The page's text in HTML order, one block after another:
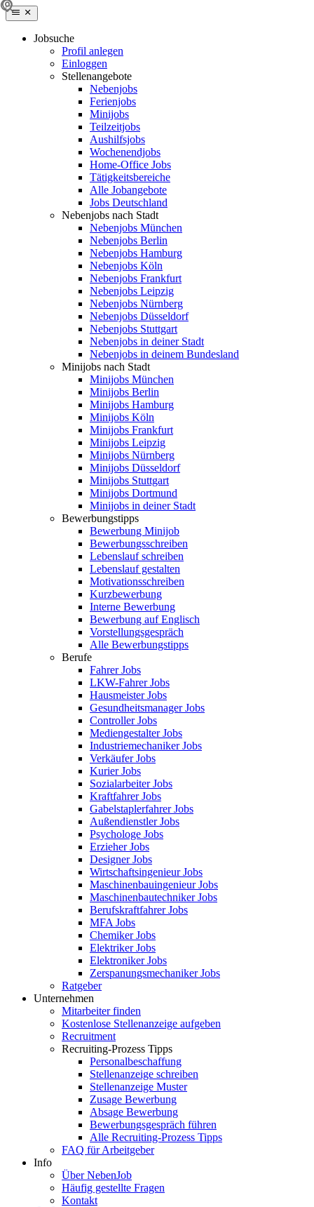
Jobsuche
Profil anlegen
Einloggen
Stellenangebote
Nebenjobs
Ferienjobs
Minijobs
Teilzeitjobs
Aushilfsjobs
Wochenendjobs
Home-Office Jobs
Tätigkeitsbereiche
Alle Jobangebote
Jobs Deutschland
Nebenjobs nach Stadt
Nebenjobs München
Nebenjobs Berlin
Nebenjobs Hamburg
Nebenjobs Köln
Nebenjobs Frankfurt
Nebenjobs Leipzig
Nebenjobs Nürnberg
Nebenjobs Düsseldorf
Nebenjobs Stuttgart
Nebenjobs in deiner Stadt
Nebenjobs in deinem Bundesland
Minijobs nach Stadt
Minijobs München
Minijobs Berlin
Minijobs Hamburg
Minijobs Köln
Minijobs Frankfurt
Minijobs Leipzig
Minijobs Nürnberg
Minijobs Düsseldorf
Minijobs Stuttgart
Minijobs Dortmund
Minijobs in deiner Stadt
Bewerbungstipps
Bewerbung Minijob
Bewerbungsschreiben
Lebenslauf schreiben
Lebenslauf gestalten
Motivationsschreiben
Kurzbewerbung
Interne Bewerbung
Bewerbung auf Englisch
Vorstellungsgespräch
Alle Bewerbungstipps
Berufe
Fahrer Jobs
LKW-Fahrer Jobs
Hausmeister Jobs
Gesundheitsmanager Jobs
Controller Jobs
Mediengestalter Jobs
Industriemechaniker Jobs
Verkäufer Jobs
Kurier Jobs
Sozialarbeiter Jobs
Kraftfahrer Jobs
Gabelstaplerfahrer Jobs
Außendienstler Jobs
Psychologe Jobs
Erzieher Jobs
Designer Jobs
Wirtschaftsingenieur Jobs
Maschinenbauingenieur Jobs
Maschinenbautechniker Jobs
Berufskraftfahrer Jobs
MFA Jobs
Chemiker Jobs
Elektriker Jobs
Elektroniker Jobs
Zerspanungsmechaniker Jobs
Ratgeber
Unternehmen
Mitarbeiter finden
Kostenlose Stellenanzeige aufgeben
Recruitment
Recruiting-Prozess Tipps
Personalbeschaffung
Stellenanzeige schreiben
Stellenanzeige Muster
Zusage Bewerbung
Absage Bewerbung
Bewerbungsgespräch führen
Alle Recruiting-Prozess Tipps
FAQ für Arbeitgeber
Info
Über NebenJob
Häufig gestellte Fragen
Kontakt